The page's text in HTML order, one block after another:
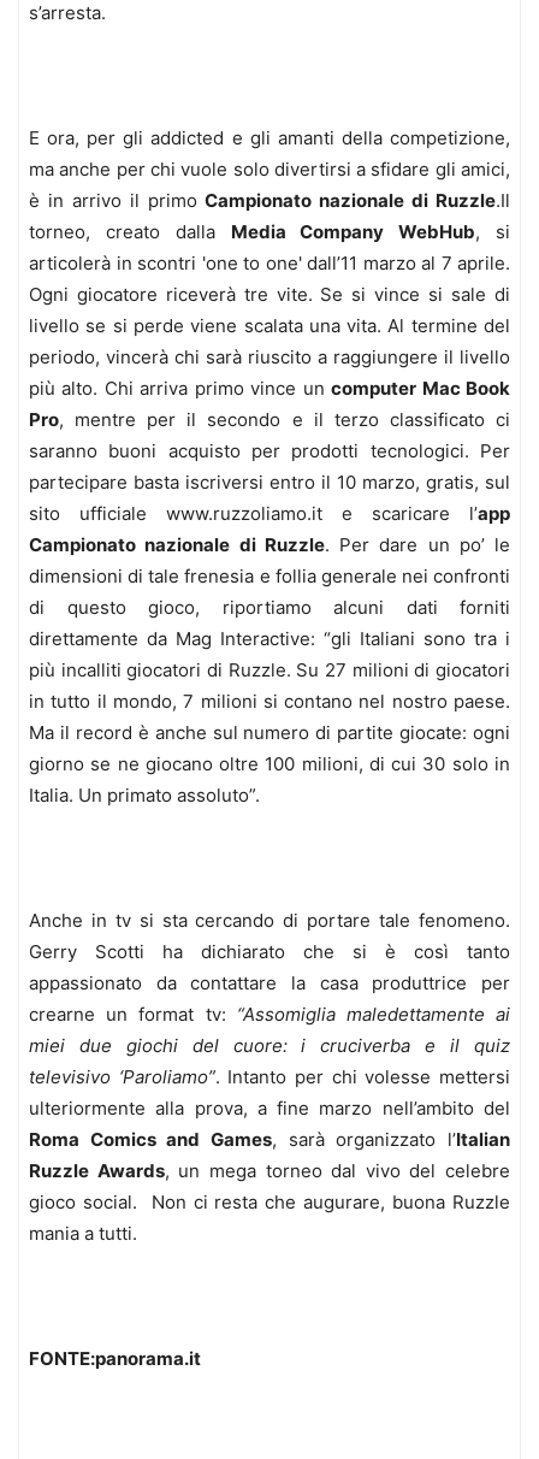
s’arresta.
E ora, per gli addicted e gli amanti della competizione,
ma anche per chi vuole solo divertirsi a sfidare gli amici,
è in arrivo il primoCampionato nazionale di Ruzzle.Il
torneo, creato dalla Media Company WebHub, si
articolerà in scontri 'one to one' dall’11 marzo al 7 aprile.
Ogni giocatore riceverà tre vite. Se si vince si sale di
livello se si perde viene scalata una vita. Al termine del
periodo, vincerà chi sarà riuscito a raggiungere il livello
più alto. Chi arriva primo vince uncomputer Mac Book
Pro, mentre per il secondo e il terzo classificato ci
saranno buoni acquisto per prodotti tecnologici. Per
partecipare basta iscriversi entro il 10 marzo, gratis, sul
sito ufficiale www.ruzzoliamo.it e scaricare l’app
Campionato nazionale di Ruzzle. Per dare un po’ le
dimensioni di tale frenesia e follia generale nei confronti
di questo gioco, riportiamo alcuni dati forniti
direttamente da Mag Interactive: “gli Italiani sono tra i
più incalliti giocatori di Ruzzle. Su 27 milioni di giocatori
in tutto il mondo, 7 milioni si contano nel nostro paese.
Ma il record è anche sul numero di partite giocate: ogni
giorno se ne giocano oltre 100 milioni, di cui 30 solo in
Italia. Un primato assoluto”.
Anche in tv si sta cercando di portare tale fenomeno.
Gerry Scotti ha dichiarato che si è così tanto
appassionato da contattare la casa produttrice per
crearne un format tv: “Assomiglia maledettamente ai
miei due giochi del cuore: i cruciverba e il quiz
televisivo ‘Paroliamo”. Intanto per chi volesse mettersi
ulteriormente alla prova, a fine marzo nell’ambito del
Roma Comics and Games, sarà organizzato l’Italian
Ruzzle Awards, un mega torneo dal vivo del celebre
gioco social. Non ci resta che augurare, buona Ruzzle
mania a tutti.
FONTE:panorama.it